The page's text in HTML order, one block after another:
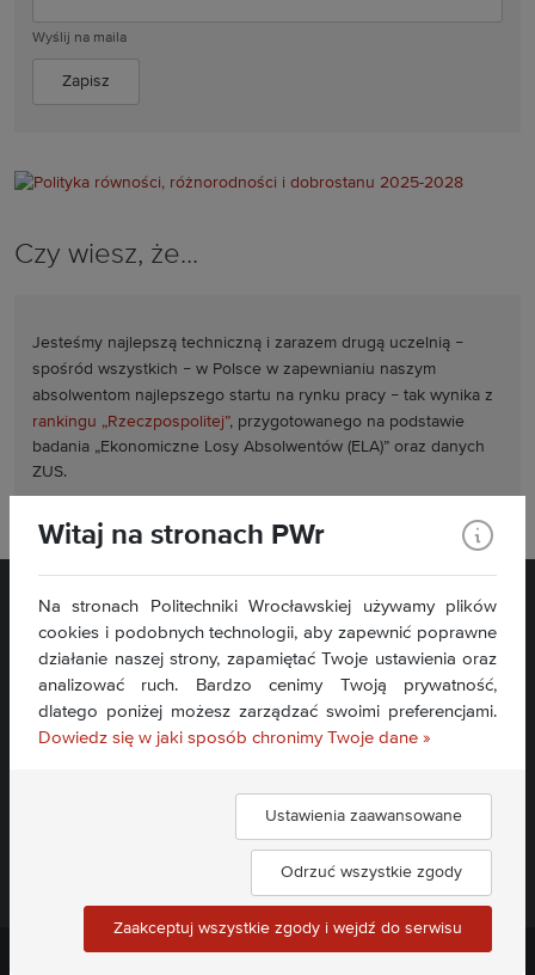
Wyślij na maila
Czy wiesz, że...
Jesteśmy najlepszą techniczną i zarazem drugą uczelnią –
spośród wszystkich – w Polsce w zapewnianiu naszym
absolwentom najlepszego startu na rynku pracy – tak wynika z
rankingu „Rzeczpospolitej”, przygotowanego na podstawie
badania „Ekonomiczne Losy Absolwentów (ELA)” oraz danych
ZUS.
Politechnika Wrocławska ©2026
Witaj na stronach PWr
Na stronach Politechniki Wrocławskiej używamy plików
cookies i podobnych technologii, aby zapewnić poprawne
działanie naszej strony, zapamiętać Twoje ustawienia oraz
analizować ruch. Bardzo cenimy Twoją prywatność,
dlatego poniżej możesz zarządzać swoimi preferencjami.
Dowiedz się w jaki sposób chronimy Twoje dane »
Ustawienia zaawansowane
Odrzuć wszystkie zgody
Zaakceptuj wszystkie zgody i wejdź do serwisu